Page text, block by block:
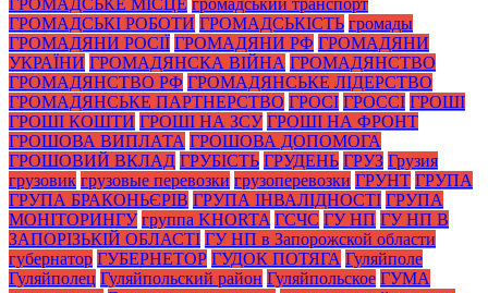
ГРОМАДСЬКІ РОБОТИ ГРОМАДСЬКІСТЬ громады
ГРОМАДЯНИ РОСІЇ ГРОМАДЯНИ РФ ГРОМАДЯНИ
УКРАЇНИ ГРОМАДЯНСКА ВІЙНА ГРОМАДЯНСТВО
ГРОМАДЯНСТВО РФ ГРОМАДЯНСЬКЕ ЛІДЕРСТВО
ГРОМАДЯНСЬКЕ ПАРТНЕРСТВО ГРОСІ ГРОССІ ГРОШІ
ГРОШІ КОШТИ ГРОШІ НА ЗСУ ГРОШІ НА ФРОНТ
ГРОШОВА ВИПЛАТА ГРОШОВА ДОПОМОГА
ГРОШОВИЙ ВКЛАД ГРУБІСТЬ ГРУДЕНЬ ГРУЗ Грузия
грузовик грузовые перевозки грузоперевозки ГРУНТ ГРУПА
ГРУПА БРАКОНЬЄРІВ ГРУПА ІНВАЛІДНОСТІ ГРУПА
МОНІТОРИНГУ группа KHORTA ГСЧС ГУ НП ГУ НП В
ЗАПОРІЗЬКІЙ ОБЛАСТІ ГУ НП в Запорожской области
губернатор ГУБЕРНЕТОР ГУДОК ПОТЯГА Гуляйполе
Гуляйполец Гуляйпольский район Гуляйпольское ГУМА